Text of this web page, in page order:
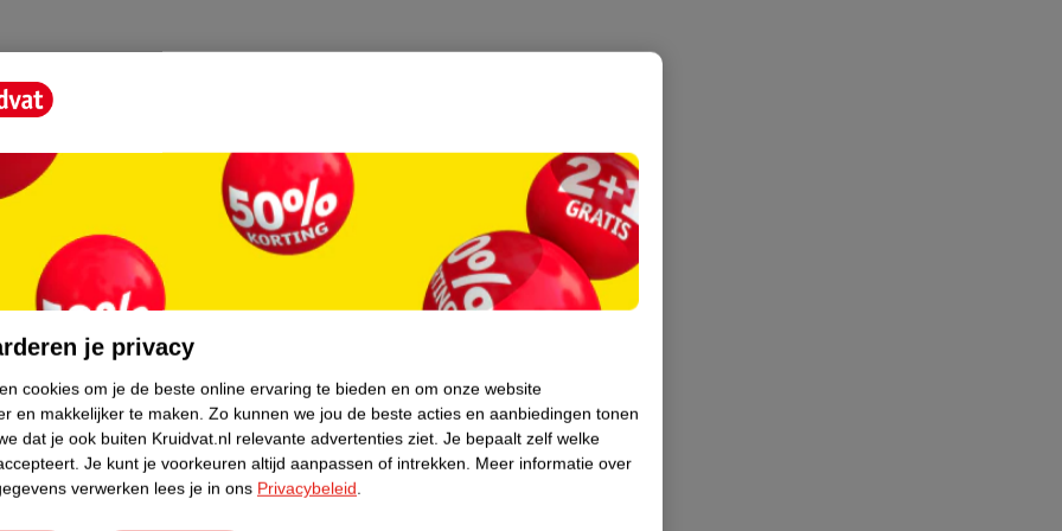
je privacy
cookies om je de beste online ervaring te bieden en om onze website
en makkelijker te maken. Zo kunnen we jou de beste acties en aanbiedingen tonen
dat je ook buiten Kruidvat.nl relevante advertenties ziet. Je bepaalt zelf welke
Je kunt je voorkeuren altijd aanpassen of intrekken. Meer informatie over
verwerken lees je in ons Privacybeleid.